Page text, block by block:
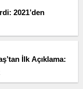
2021’den
İlk Açıklama: